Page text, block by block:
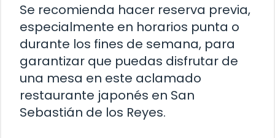
Se recomienda hacer reserva previa,
especialmente en horarios punta o
durante los fines de semana, para
garantizar que puedas disfrutar de
una mesa en este aclamado
restaurante japonés en San
Sebastián de los Reyes.